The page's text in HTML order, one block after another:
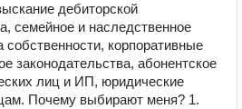
дебиторской
семейное и наследственное
собственности, корпоративные
законодательства, абонентское
лиц и ИП, юридические
Почему выбирают меня? 1.